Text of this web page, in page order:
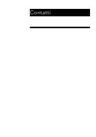
Contatti
Privacy e Cookies Policy